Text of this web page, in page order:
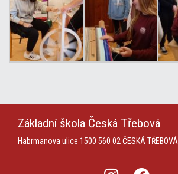
Základní škola Česká Třebová
Habrmanova ulice 1500 560 02 ČESKÁ TŘEBOVÁ